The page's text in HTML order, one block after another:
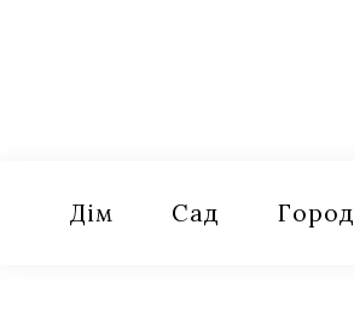
Дім Сад Город